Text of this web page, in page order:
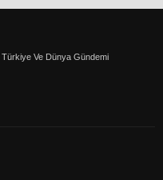
Türkiye Ve Dünya Gündemi